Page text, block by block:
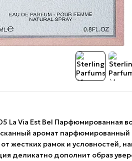
La Via Est Bel Парфюмированная
аромат
от жестких рамок и условностей,
деликатно дополнит образ